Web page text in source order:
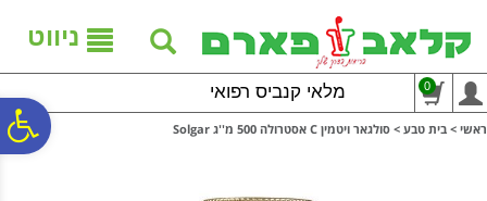
נגישות
אתר
המרכזי
ניווט
מלאי קנביס רפואי 0
ראשי > בית טבע > סולגאר ויטמין C אסטרולה 500 מ''ג Solgar